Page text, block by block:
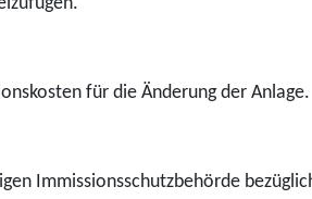
für die Änderung der Anlage.
Immissionsschutzbehörde